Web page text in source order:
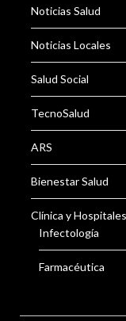
Noticias Salud
Noticias Locales
Salud Social
TecnoSalud
ARS
Bienestar Salud
Clínica y Hospitales
Infectología
Farmacéutica